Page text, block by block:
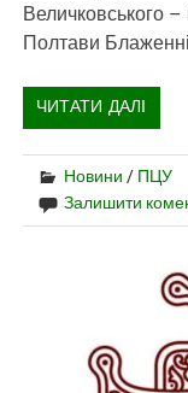
Величковського
Полтави
ЧИТАТИ ДАЛІ
Новини / ПЦУ
Залишити